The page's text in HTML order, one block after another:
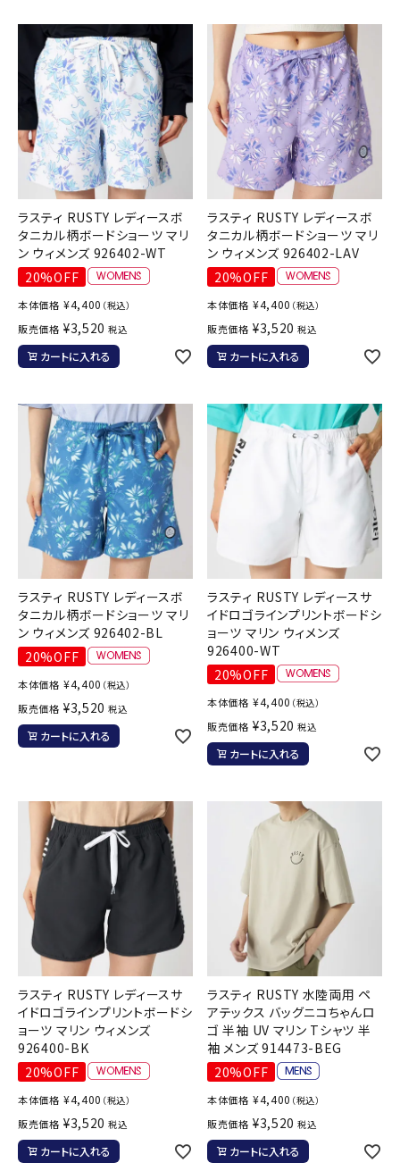
ラスティ RUSTY レディースボ
タニカル柄ボードショーツ マリ
ン ウィメンズ 926402-WT
20%OFF
本体価格 ¥4,400 （税込）
販売価格 ¥3,520 税込
カートに入れる
ラスティ RUSTY レディースボ
タニカル柄ボードショーツ マリ
ン ウィメンズ 926402-LAV
20%OFF
本体価格 ¥4,400 （税込）
販売価格 ¥3,520 税込
カートに入れる
ラスティ RUSTY レディースボ
タニカル柄ボードショーツ マリ
ン ウィメンズ 926402-BL
20%OFF
本体価格 ¥4,400 （税込）
販売価格 ¥3,520 税込
カートに入れる
ラスティ RUSTY レディースサ
イドロゴラインプリントボードシ
ョーツ マリン ウィメンズ
926400-WT
20%OFF
本体価格 ¥4,400 （税込）
販売価格 ¥3,520 税込
カートに入れる
ラスティ RUSTY レディースサ
イドロゴラインプリントボードシ
ョーツ マリン ウィメンズ
926400-BK
20%OFF
本体価格 ¥4,400 （税込）
販売価格 ¥3,520 税込
カートに入れる
ラスティ RUSTY 水陸両用 ペ
アテックス バッグニコちゃんロ
ゴ 半袖 UV マリン Tシャツ 半
袖 メンズ 914473-BEG
20%OFF
本体価格 ¥4,400 （税込）
販売価格 ¥3,520 税込
カートに入れる